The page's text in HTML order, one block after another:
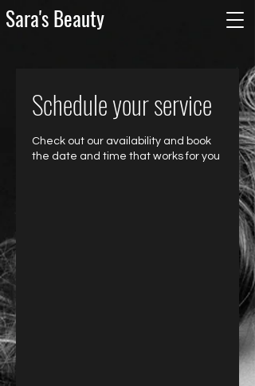
Sara's Beauty
Schedule your service
Check out our availability and book
the date and time that works for you